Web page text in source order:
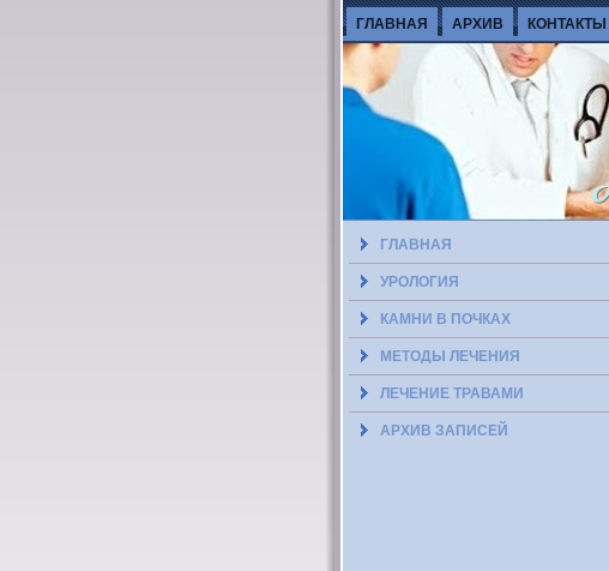
ГЛАВНАЯ АРХИВ КОНТАКТЫ
ГЛАВНАЯ
УРОЛОГИЯ
КАМНИ В ПОЧКАХ
МЕТОДЫ ЛЕЧЕНИЯ
ЛЕЧЕНИЕ ТРАВАМИ
АРХИВ ЗАПИСЕЙ